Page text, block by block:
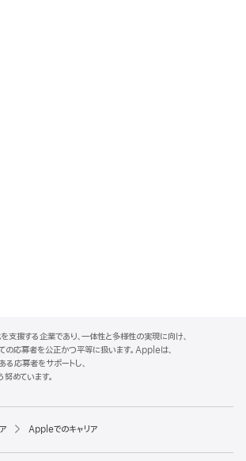
援する企業であり、一体性と多様性の実現に向け、
の応募者を公正かつ平等に扱います。Appleは、
応募者をサポートし、
めています。
Appleでのキャリア